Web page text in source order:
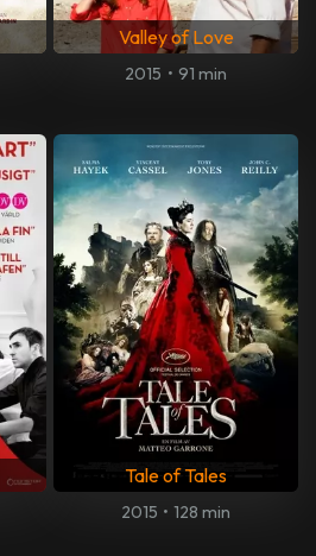
Valley of Love
2015 • 91 min
Tale of Tales
2015 • 128 min